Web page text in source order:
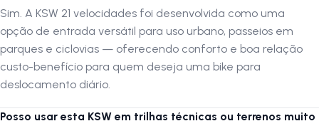
experiência agradável, mesmo em longos percursos, enquanto o
conjunto de transmissãofacilita a adaptação ao ritmo da cidade.
Seja para evitar o trânsito, adotar um estilo de vida mais saudável ou
apenas aproveitar um
passeio tranquilo , essa
entrada
entrega tudo o que você precisa para pedalar com confiança.
KSW 21 Velocidadesé a escolha ideal para tornar seus
Sim. A KSW 21 velocidades foi desenvolvida como uma
opção de entrada versátil para uso urbano, passeios em
parques e ciclovias — oferecendo conforto e boa relação
custo-benefício para quem deseja uma bike para
deslocamento diário.
Posso usar esta KSW em trilhas técnicas ou terrenos muito